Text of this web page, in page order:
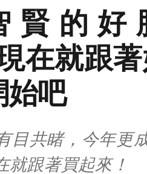
賢的好
在就跟
吧
目共睹，今年更
就跟著買起來！